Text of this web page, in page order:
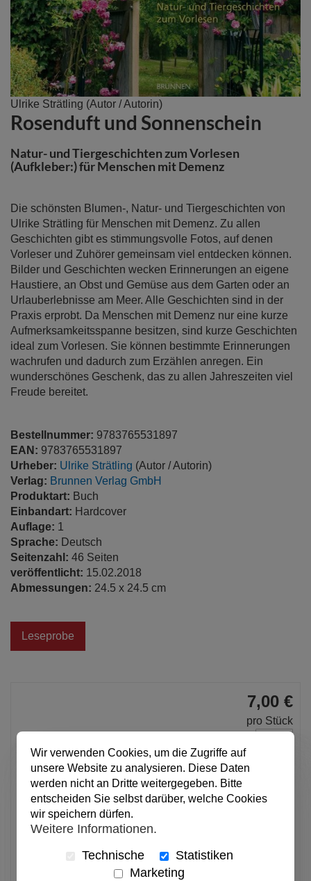
Ulrike Strätling (Autor / Autorin)
Rosenduft und Sonnenschein
Natur- und Tiergeschichten zum Vorlesen
(Aufkleber:) für Menschen mit Demenz
Die schönsten Blumen-, Natur- und Tiergeschichten von
Ulrike Strätling für Menschen mit Demenz. Zu allen
Geschichten gibt es stimmungsvolle Fotos, auf denen
Vorleser und Zuhörer gemeinsam viel entdecken können.
Bilder und Geschichten wecken Erinnerungen an eigene
Haustiere, an Obst und Gemüse aus dem Garten oder an
Urlauberlebnisse am Meer. Alle Geschichten sind in der
Praxis erprobt. Da Menschen mit Demenz nur eine kurze
Aufmerksamkeitsspanne besitzen, sind kurze Geschichten
ideal zum Vorlesen. Sie können bestimmte Erinnerungen
wachrufen und dadurch zum Erzählen anregen. Ein
wunderschönes Geschenk, das zu allen Jahreszeiten viel
Freude bereitet.
Bestellnummer: 9783765531897
EAN: 9783765531897
Urheber: Ulrike Strätling (Autor / Autorin)
Verlag: Brunnen Verlag GmbH
Produktart: Buch
Einbandart: Hardcover
Auflage: 1
Sprache: Deutsch
Seitenzahl: 46 Seiten
veröffentlicht: 15.02.2018
Abmessungen: 24.5 x 24.5 cm
Leseprobe
Zum
Anfang
der
Bildergalerie
springen
7,00 €
pro Stück
In den Warenkorb
Wir verwenden Cookies, um die Zugriffe auf
unsere Website zu analysieren. Diese Daten
werden nicht an Dritte weitergegeben. Bitte
entscheiden Sie selbst darüber, welche Cookies
wir speichern dürfen.
Weitere Informationen.
Technische
Statistiken
Marketing